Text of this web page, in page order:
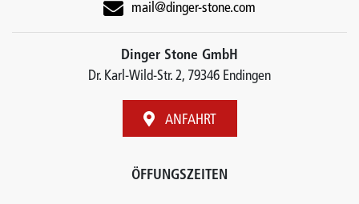
mail@dinger-stone.com
Dinger Stone GmbH
Dr. Karl-Wild-Str. 2, 79346 Endingen
ANFAHRT
ÖFFUNGSZEITEN